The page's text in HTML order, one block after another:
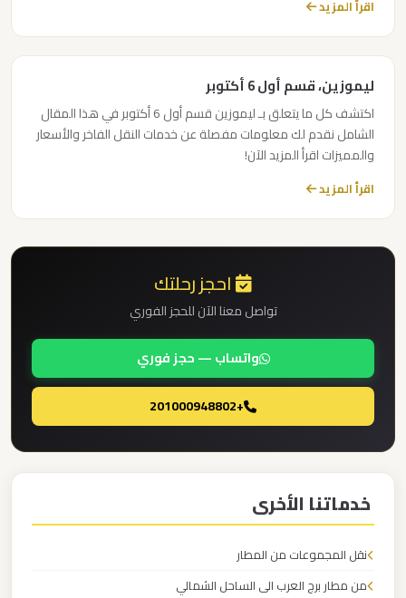
اقرأ المزيد
ليموزين، قسم أول 6 أكتوبر
اكتشف كل ما يتعلق بـ ليموزين قسم أول 6 أكتوبر في هذا المقال
الشامل نقدم لك معلومات مفصلة عن خدمات النقل الفاخر والأسعار
والمميزات اقرأ المزيد الآن!
اقرأ المزيد
احجز رحلتك
تواصل معنا الآن للحجز الفوري
واتساب — حجز فوري
+201000948802
خدماتنا الأخرى
نقل المجموعات من المطار
من مطار برج العرب الى الساحل الشمالي
حدائق
الاهرام
ليموزين
توصيل
المطار
ليموزين
بورسعيد
ليموزين
بلطيم
ليموزين
برج
العرب
مرسي
مطروح
ليموزين